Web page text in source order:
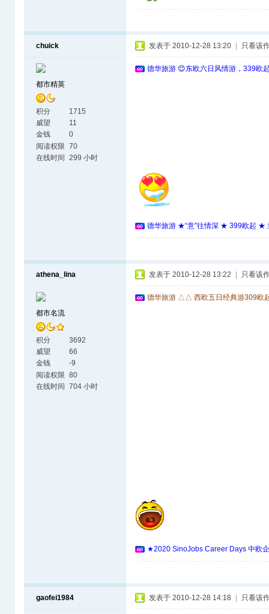
chuick
都市精英
积分
1715
威望
11
金钱
0
阅读权限 70
在线时间 299 小时
发表于 2010-12-28 13:20 只看该
德华旅游 😊东欧六日风情游，339欧
德华旅游 ★“意”往情深 ★ 399欧起 ★
athena_lina
都市名流
积分
3692
威望
66
金钱
-9
阅读权限 80
在线时间 704 小时
发表于 2010-12-28 13:22 只看该
德华旅游 △△ 西欧五日经典游309欧
★2020 SinoJobs Career Days 中欧
gaofei1984 发表于 2010-12-28 14:18 只看该